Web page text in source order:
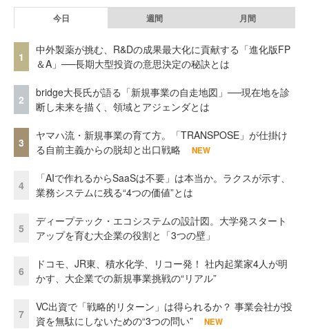
今日 週間 月間
1
中外製薬が挑む、R&Dの成果最大化に貢献する「進化版FP
＆A」──長期大型投資の意思決定の秘訣とは
2
bridge大長氏が語る「新規事業の自走地図」──現在地を診
断し未来を描く、領域とアジェンダとは
3
ヤマハ流・新規事業の育て方。「TRANSPOSE」が仕掛け
る自前主義からの脱却と出口戦略
NEW
4
「AIで作れるからSaaSは不要」は本当か。ラクスが示す、
業務システムに残る“4つの価値”とは
5
ディープテック・エコシステムの設計図。大学発スタート
アップを育む大企業の役割と「3つの壁」
6
ドコモ、JR東、積水化学、リコー発！ 社内起業家4人が明
かす、大企業での新規事業挑戦の“リアル”
7
VC出資で「戦略的リターン」は得られるか？ 事業会社が投
資を無駄にしないための“3つの問い”
NEW